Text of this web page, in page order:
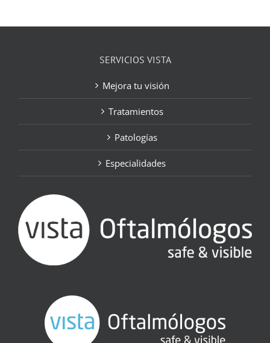
SERVICIOS VISTA
Mejora tu visión
Tratamientos
Patologías
Especialidades